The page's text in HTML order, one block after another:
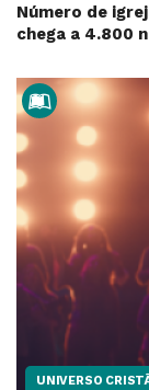
Número de
chega a 4.800
UNIVERSO